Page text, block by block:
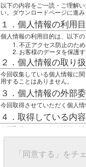
以下の内容をご一読・ご理解
い。ダウンロードページに進
１．個人情報の利用
個人情報の利用目的は、以下
不正アクセス防止のため
お客様のデータを保護
２．個人情報の取り
今回収集している個人情報に
用することはありません。
３．個人情報の外部
今回取得させていただく個人
４．取得している内
今回取得している個人情報は
任意の名前
グローバルIPアドレス
接続ホスト情報
「同意する」をチ